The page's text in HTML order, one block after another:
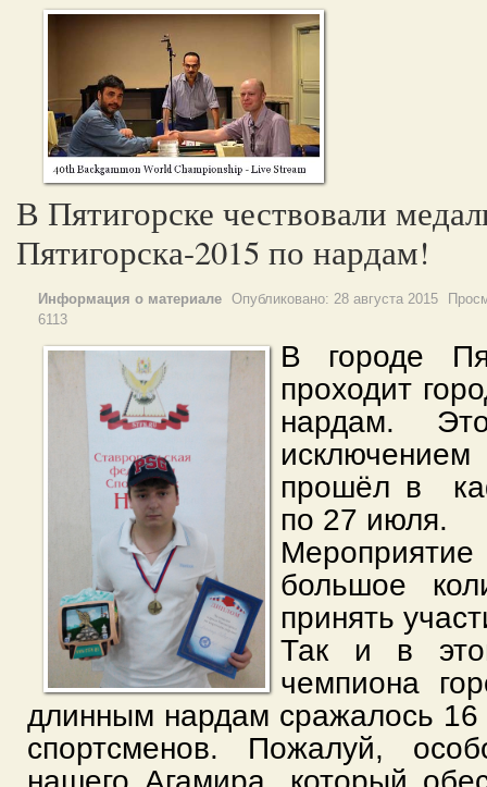
В Пятигорске чествовали
Пятигорска-2015 по нардам!
Информация о материале Опубликовано: 28 августа 2015
6113
В городе
проходит
нардам.
прошёл в
по 27 июля.
большое
принять
Так и в
чемпиона
длинным нардам сражалось
спортсменов. Пожалуй,